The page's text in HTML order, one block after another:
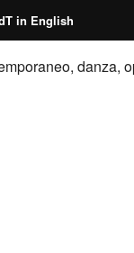
in English
danza,